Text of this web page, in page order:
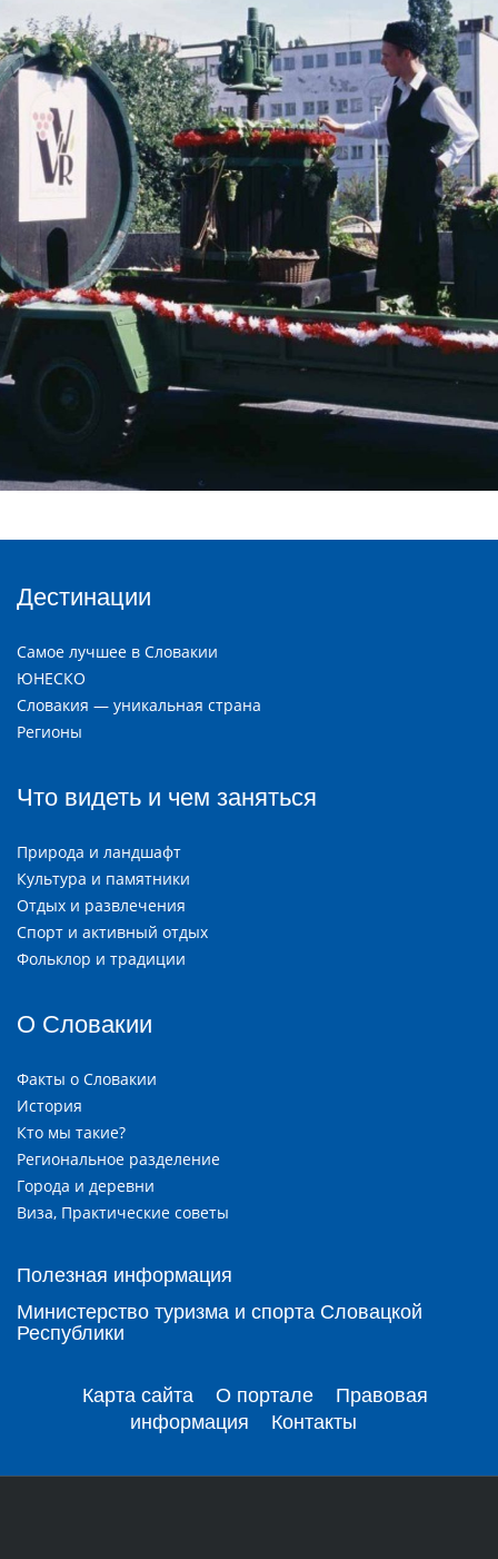
Дестинации
Самое лучшее в Словакии
ЮНЕСКО
Словакия — уникальная страна
Регионы
Что видеть и чем заняться
Природа и ландшафт
Культура и памятники
Отдых и развлечения
Спорт и активный отдых
Фольклор и традиции
О Словакии
Факты о Словакии
История
Кто мы такие?
Региональное разделение
Города и деревни
Виза, Практические советы
Полезная информация
Министерство туризма и спорта Словацкой
Республики
Карта сайта О портале
Правовая
информация
Контакты